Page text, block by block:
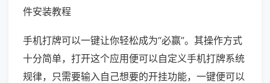
件安装教程
手机打牌可以一键让你轻松成为“必赢”。其操作方式
十分简单，打开这个应用便可以自定义手机打牌系统
规律，只需要输入自己想要的开挂功能，一键便可以